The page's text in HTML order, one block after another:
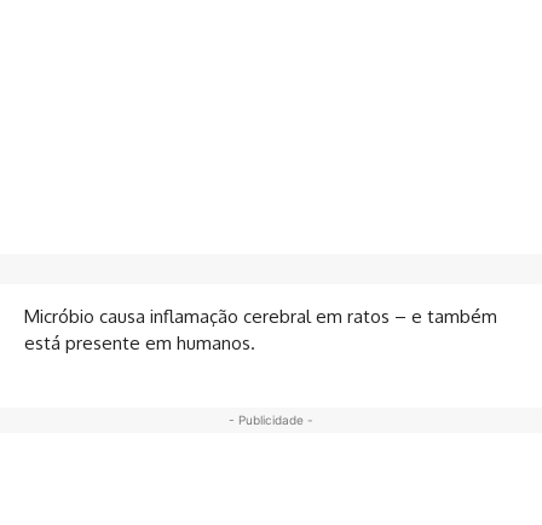
Micróbio causa inflamação cerebral em ratos – e também
está presente em humanos.
- Publicidade -